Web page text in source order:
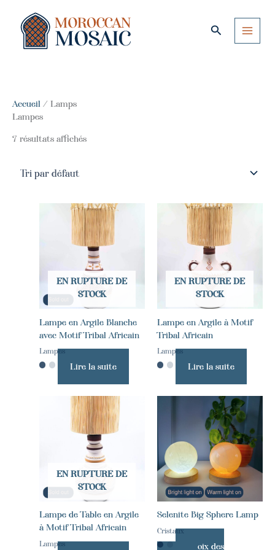
contenu
Rechercher
Accueil / Lamps
Lampes
7 résultats affichés
EN RUPTURE DE
STOCK
Lampe en Argile Blanche
avec Motif Tribal Africain
Lampes
Lire la suite
EN RUPTURE DE
STOCK
Lampe en Argile à Motif
Tribal Africain
Lampes
Lire la suite
EN RUPTURE DE
STOCK
Lampe de Table en Argile
à Motif Tribal Africain
Lampes
Selenite Big Sphere Lamp
Cristaux
Choix des
produit
plusieurs
variations.
Les
options
peuvent
être
choisies
sur
la